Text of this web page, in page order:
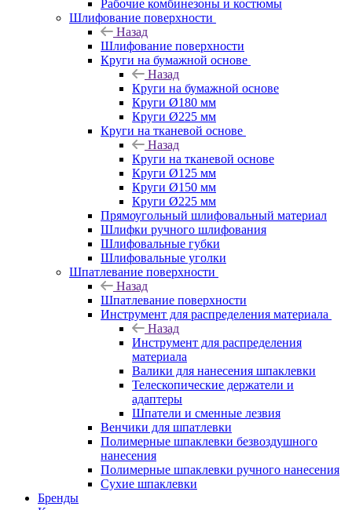
Рабочие комбинезоны и костюмы
Шлифование поверхности
Назад
Шлифование поверхности
Круги на бумажной основе
Назад
Круги на бумажной основе
Круги Ø180 мм
Круги Ø225 мм
Круги на тканевой основе
Назад
Круги на тканевой основе
Круги Ø125 мм
Круги Ø150 мм
Круги Ø225 мм
Прямоугольный шлифовальный материал
Шлифки ручного шлифования
Шлифовальные губки
Шлифовальные уголки
Шпатлевание поверхности
Назад
Шпатлевание поверхности
Инструмент для распределения материала
Назад
Инструмент для распределения
материала
Валики для нанесения шпаклевки
Телескопические держатели и
адаптеры
Шпатели и сменные лезвия
Венчики для шпатлевки
Полимерные шпаклевки безвоздушного
нанесения
Полимерные шпаклевки ручного нанесения
Сухие шпаклевки
Бренды